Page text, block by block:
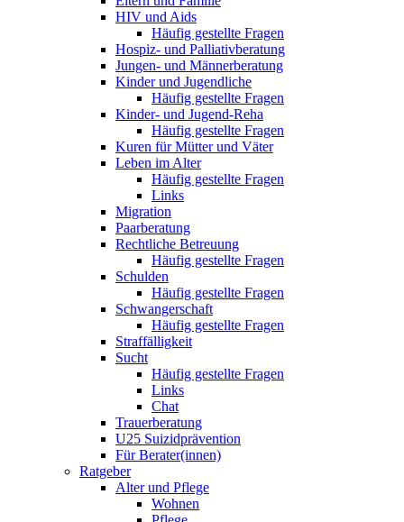
HIV und Aids
Häufig gestellte Fragen
Hospiz- und Palliativberatung
Jungen- und Männerberatung
Kinder und Jugendliche
Häufig gestellte Fragen
Kinder- und Jugend-Reha
Häufig gestellte Fragen
Kuren für Mütter und Väter
Leben im Alter
Häufig gestellte Fragen
Links
Migration
Paarberatung
Rechtliche Betreuung
Häufig gestellte Fragen
Schulden
Häufig gestellte Fragen
Schwangerschaft
Häufig gestellte Fragen
Straffälligkeit
Sucht
Häufig gestellte Fragen
Links
Chat
Trauerberatung
U25 Suizidprävention
Für Berater(innen)
Ratgeber
Alter und Pflege
Wohnen